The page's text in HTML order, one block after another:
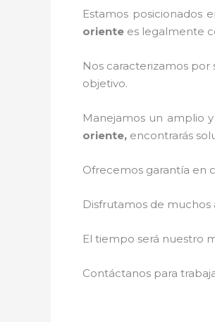
Estamos posicionados
oriente es legalmente
Nos caracterizamos
objetivo.
Manejamos un amplio
oriente, encontrarás
Ofrecemos garantía en
Disfrutamos de muchos
El tiempo será nuestro
Contáctanos para